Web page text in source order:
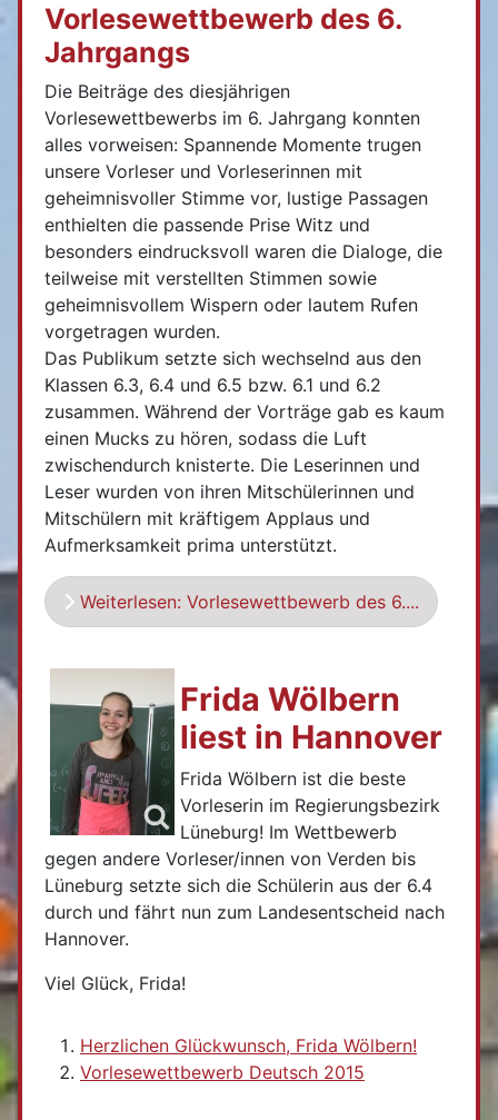
Vorlesewettbewerb des 6.
Jahrgangs
Die Beiträge des diesjährigen
Vorlesewettbewerbs im 6. Jahrgang konnten
alles vorweisen: Spannende Momente trugen
unsere Vorleser und Vorleserinnen mit
geheimnisvoller Stimme vor, lustige Passagen
enthielten die passende Prise Witz und
besonders eindrucksvoll waren die Dialoge, die
teilweise mit verstellten Stimmen sowie
geheimnisvollem Wispern oder lautem Rufen
vorgetragen wurden.
Das Publikum setzte sich wechselnd aus den
Klassen 6.3, 6.4 und 6.5 bzw. 6.1 und 6.2
zusammen. Während der Vorträge gab es kaum
einen Mucks zu hören, sodass die Luft
zwischendurch knisterte. Die Leserinnen und
Leser wurden von ihren Mitschülerinnen und
Mitschülern mit kräftigem Applaus und
Aufmerksamkeit prima unterstützt.
Weiterlesen: Vorlesewettbewerb des 6....
Frida Wölbern
liest in Hannover
Frida Wölbern ist die beste
Vorleserin im Regierungsbezirk
Lüneburg! Im Wettbewerb
gegen andere Vorleser/innen von Verden bis
Lüneburg setzte sich die Schülerin aus der 6.4
durch und fährt nun zum Landesentscheid nach
Hannover.
Viel Glück, Frida!
Herzlichen Glückwunsch, Frida Wölbern!
Vorlesewettbewerb Deutsch 2015